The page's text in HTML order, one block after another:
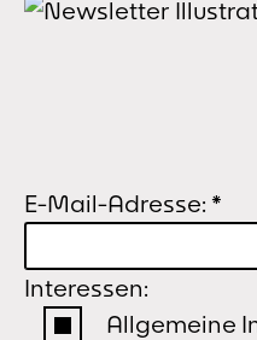
E-Mail-Adresse: *
Interessen:
Allgemeine